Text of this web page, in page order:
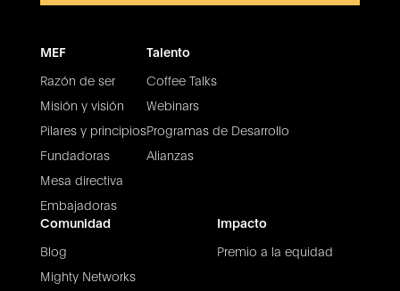
MEF
Razón de ser
Misión y visión
Pilares y principios
Fundadoras
Mesa directiva
Embajadoras
Talento
Coffee Talks
Webinars
Programas de Desarrollo
Alianzas
Comunidad
Blog
Mighty Networks
Impacto
Premio a la equidad